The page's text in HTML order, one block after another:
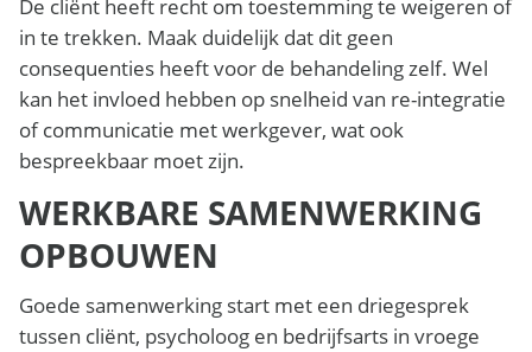
De cliënt heeft recht om toestemming te weigeren of
in te trekken. Maak duidelijk dat dit geen
consequenties heeft voor de behandeling zelf. Wel
kan het invloed hebben op snelheid van re-integratie
of communicatie met werkgever, wat ook
bespreekbaar moet zijn.
WERKBARE SAMENWERKING
OPBOUWEN
Goede samenwerking start met een driegesprek
tussen cliënt, psycholoog en bedrijfsarts in vroege